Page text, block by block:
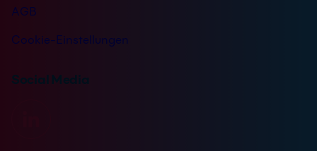
AGB
Cookie-Einstellungen
Social Media